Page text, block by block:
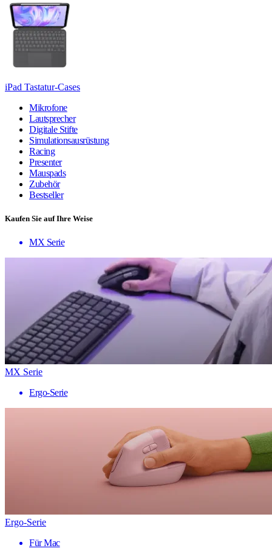
iPad Tastatur-Cases
Mikrofone
Lautsprecher
Digitale Stifte
Simulationsausrüstung
Racing
Presenter
Mauspads
Zubehör
Bestseller
Kaufen Sie auf Ihre Weise
MX Serie
MX Serie
Ergo-Serie
Ergo-Serie
Für Mac